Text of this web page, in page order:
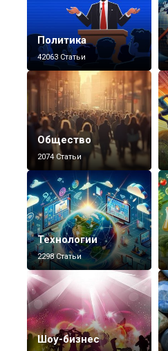
Политика
42063 Статьи
Общество
2074 Статьи
Технологии
2298 Статьи
Шоу-бизнес